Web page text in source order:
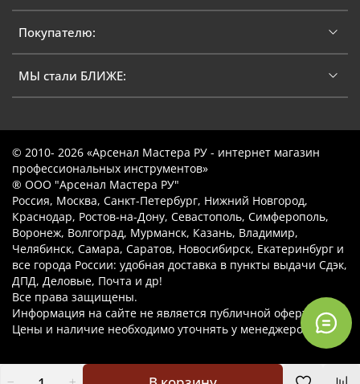
Покупателю:
МЫ стали БЛИЖЕ:
© 2010- 2026 «Арсенал Мастера РУ - интернет магазин
профессиональных инструментов»
® ООО "Арсенал Мастера РУ"
Россия, Москва, Санкт-Петербург, Нижний Новгород,
Краснодар, Ростов-на-Дону, Севастополь, Симферополь,
Воронеж, Волгоград, Мурманск, Казань, Владимир,
Челябинск, Самара, Саратов, Новосибирск, Екатеринбург и
все города России: удобная доставка в пункты выдачи Сдэк,
ДПД, Деловые, Почта и др!
Все права защищены.
Информация на сайте не является публичной офертой.
Цены и наличие необходимо уточнять у менеджеров.